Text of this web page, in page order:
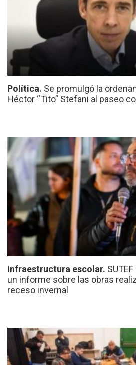
Política. Se promulgó la
Héctor “Tito” Stefani al paseo
Infraestructura escolar.
un informe sobre las obras
receso invernal